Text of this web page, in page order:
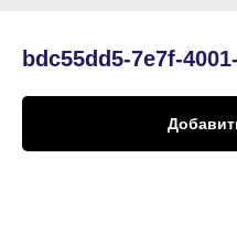
bdc55dd5-7e7f-